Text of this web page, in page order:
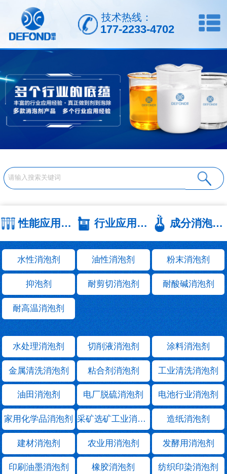
技术热线：
177-2233-4702
性能应用系列
水性消泡剂 油性消泡剂 粉末消泡剂
抑泡剂 耐剪切消泡剂 耐酸碱消泡剂
耐高温消泡剂
行业应用系列
水处理消泡剂 切削液消泡剂 涂料消泡剂
金属清洗消泡剂 粘合剂消泡剂 工业清洗消泡剂
油田消泡剂 电厂脱硫消泡剂 电池行业消泡剂
家用化学品消泡剂 采矿选矿工业消泡剂 造纸消泡剂
建材消泡剂 农业用消泡剂 发酵用消泡剂
印刷油墨消泡剂 橡胶消泡剂 纺织印染消泡剂
成分消泡剂系列